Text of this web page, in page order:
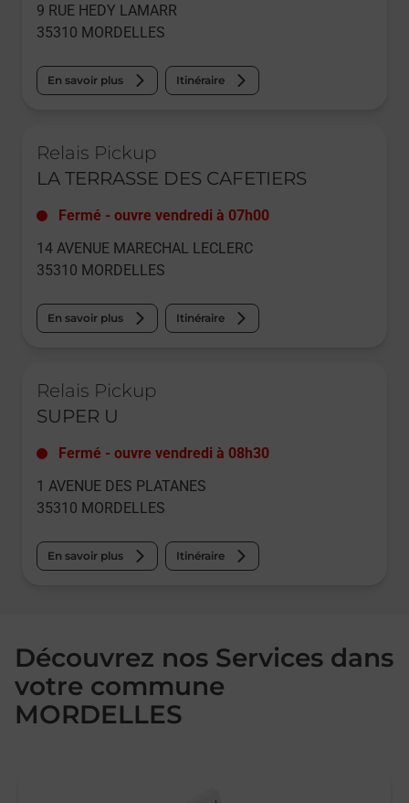
9 RUE HEDY LAMARR
35310 MORDELLES
En savoir plus Itinéraire
Relais Pickup
LA TERRASSE DES CAFETIERS
Fermé - ouvre vendredi à 07h00
14 AVENUE MARECHAL LECLERC
35310 MORDELLES
En savoir plus Itinéraire
Relais Pickup
SUPER U
Fermé - ouvre vendredi à 08h30
1 AVENUE DES PLATANES
35310 MORDELLES
En savoir plus Itinéraire
Découvrez nos Services dans
votre commune
MORDELLES